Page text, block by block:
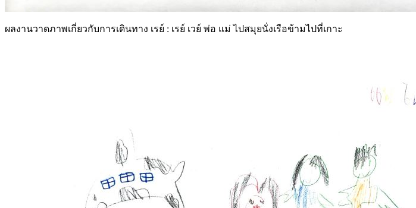
ผลงานวาดภาพเกี่ยวกับการเดินทาง เรย์ : เรย์ เวย์ พ่อ แม่ ไปสมุยนั่งเรือข้ามไปที่เกาะ